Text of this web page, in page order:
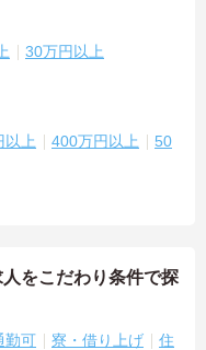
30万円以上
以上 400万円以上
50
をこだわり条件で探
勤可 寮・借り上げ
住